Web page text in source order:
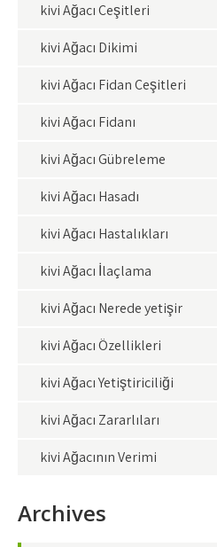
kivi Ağacı Çeşitleri
kivi Ağacı Dikimi
kivi Ağacı Fidan Çeşitleri
kivi Ağacı Fidanı
kivi Ağacı Gübreleme
kivi Ağacı Hasadı
kivi Ağacı Hastalıkları
kivi Ağacı İlaçlama
kivi Ağacı Nerede yetişir
kivi Ağacı Özellikleri
kivi Ağacı Yetiştiriciliği
kivi Ağacı Zararlıları
kivi Ağacının Verimi
Archives